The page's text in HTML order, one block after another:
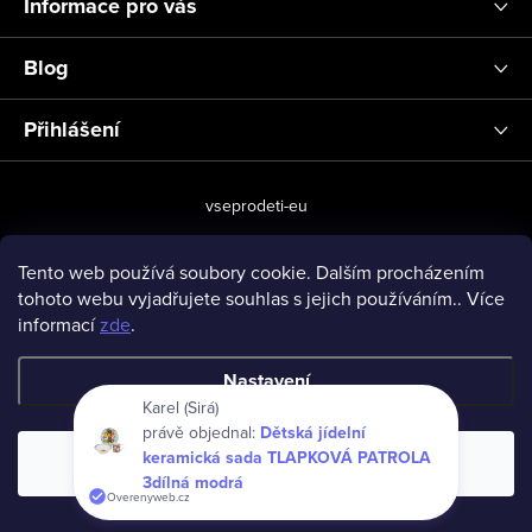
Tento web používá soubory cookie. Dalším procházením
tohoto webu vyjadřujete souhlas s jejich používáním.. Více
informacízde.
Nastavení
Souhlasím
Blog
Přihlášení
vseprodeti-eu
Copyright 2026www.vseprodeti.eu. Všechna práva vyhrazena.
Karel (Sirá)
právě objednal: Dětská jídelní
keramická sada TLAPKOVÁ PATROLA
3dílná modrá
Overenyweb.cz